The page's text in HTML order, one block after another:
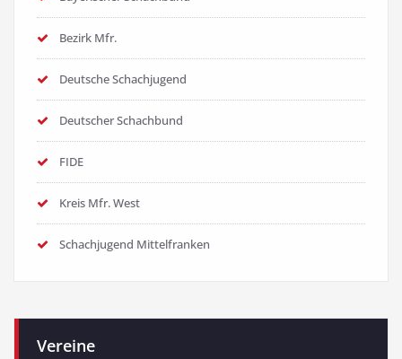
Bezirk Mfr.
Deutsche Schachjugend
Deutscher Schachbund
FIDE
Kreis Mfr. West
Schachjugend Mittelfranken
Vereine